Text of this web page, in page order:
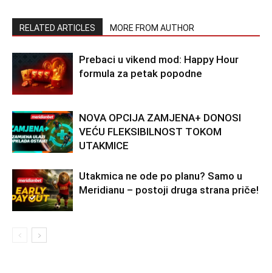
RELATED ARTICLES MORE FROM AUTHOR
Prebaci u vikend mod: Happy Hour
formula za petak popodne
NOVA OPCIJA ZAMJENA+ DONOSI
VEĆU FLEKSIBILNOST TOKOM
UTAKMICE
Utakmica ne ode po planu? Samo u
Meridianu – postoji druga strana priče!